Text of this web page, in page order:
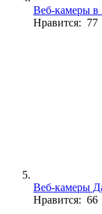
Веб-камеры в
Нравится: 77
Веб-камеры
Нравится: 66